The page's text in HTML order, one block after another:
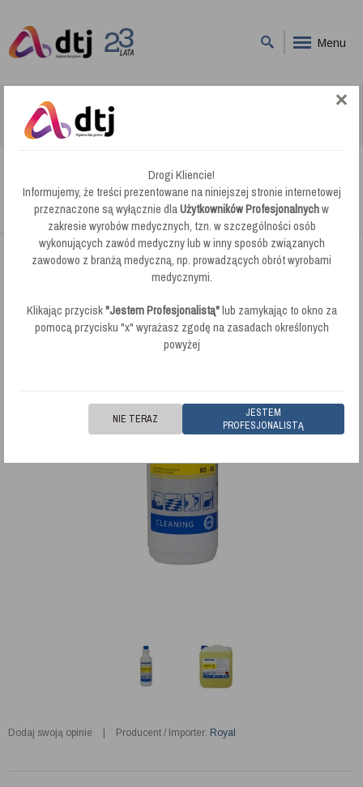
Menu
ROYAL Multi NF RO-96 - usuwanie śladów po gumie, zaschniętego kleju,
tłustych plam
ROYAL Multi NF RO-96 - usuwanie śladów
po gumie, zaschniętego kleju, tłustych plam
Dodaj swoją opinie Producent / Importer: Royal
Drogi Kliencie!
Informujemy, że treści prezentowane na niniejszej stronie internetowej
przeznaczone są wyłącznie dlaUżytkowników Profesjonalnychw
zakresie wyrobów medycznych, tzn. w szczególności osób
wykonujących zawód medyczny lub w inny sposób związanych
zawodowo z branżą medyczną, np. prowadzących obrót wyrobami
medycznymi.
Klikając przycisk"Jestem Profesjonalistą"lub zamykając to okno za
pomocą przycisku "x" wyrażasz zgodę na zasadach określonych
powyżej
JESTEM
PROFESJONALISTĄ
NIE TERAZ